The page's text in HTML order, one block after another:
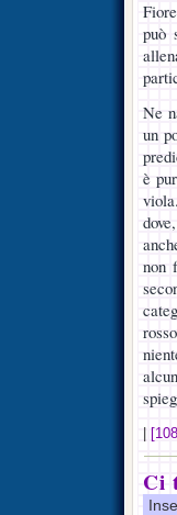
può
Ne
un
è
non
Ci